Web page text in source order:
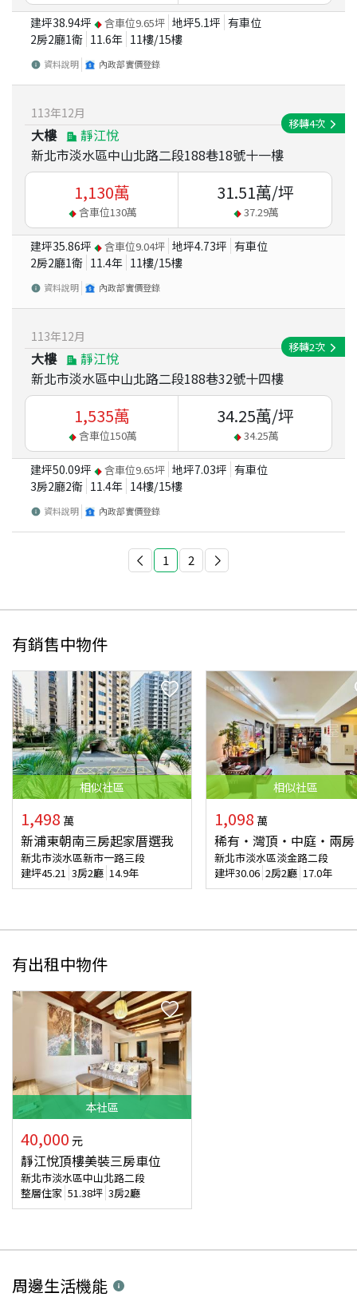
建坪38.94坪 含車位9.65坪 地坪5.1坪 有車位
2房2廳1衛 11.6年 11樓/15樓
資料說明 內政部實價登錄
113年12月
大樓
靜江悅
新北市淡水區中山北路二段188巷18號十一樓
移轉4次
1,130萬
含車位130萬
31.51萬/坪
37.29萬
建坪35.86坪 含車位9.04坪 地坪4.73坪 有車位
2房2廳1衛 11.4年 11樓/15樓
資料說明 內政部實價登錄
113年12月
大樓
靜江悅
新北市淡水區中山北路二段188巷32號十四樓
移轉2次
1,535萬
含車位150萬
34.25萬/坪
34.25萬
建坪50.09坪 含車位9.65坪 地坪7.03坪 有車位
3房2廳2衛 11.4年 14樓/15樓
資料說明 內政部實價登錄
1 2
有銷售中物件
相似社區
1,498 萬
新浦東朝南三房起家厝選我
新北市淡水區新市一路三段
建坪45.21 3房2廳 14.9年
相似社區
1,098 萬
稀有‧灣頂‧中庭‧兩房
新北市淡水區淡金路二段
建坪30.06 2房2廳 17.0年
有出租中物件
本社區
40,000 元
靜江悅頂樓美裝三房車位
新北市淡水區中山北路二段
整層住家 51.38坪 3房2廳
周邊生活機能